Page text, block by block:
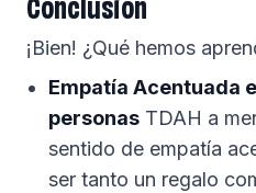
¡Bien! ¿Qué hemos
Empatía Acentuada
personas TDAH a
sentido de empatía
ser tanto un regalo